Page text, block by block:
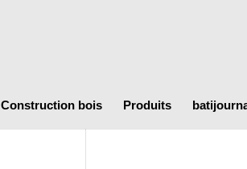
Construction bois Produits